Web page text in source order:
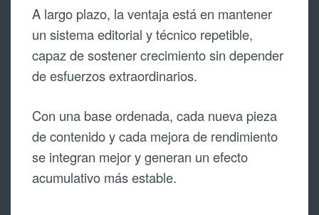
A largo plazo, la ventaja está en mantener
un sistema editorial y técnico repetible,
capaz de sostener crecimiento sin depender
de esfuerzos extraordinarios.
Con una base ordenada, cada nueva pieza
de contenido y cada mejora de rendimiento
se integran mejor y generan un efecto
acumulativo más estable.